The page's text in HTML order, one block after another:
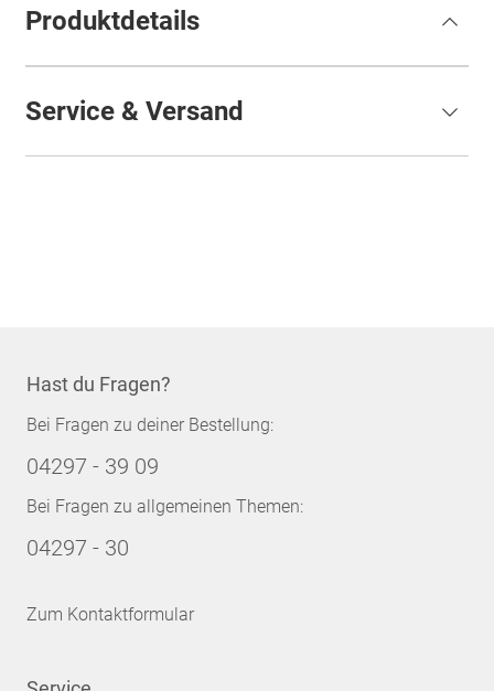
Produktdetails
Service & Versand
Hast du Fragen?
Bei Fragen zu deiner Bestellung:
04297 - 39 09
Bei Fragen zu allgemeinen Themen:
04297 - 30
Zum Kontaktformular